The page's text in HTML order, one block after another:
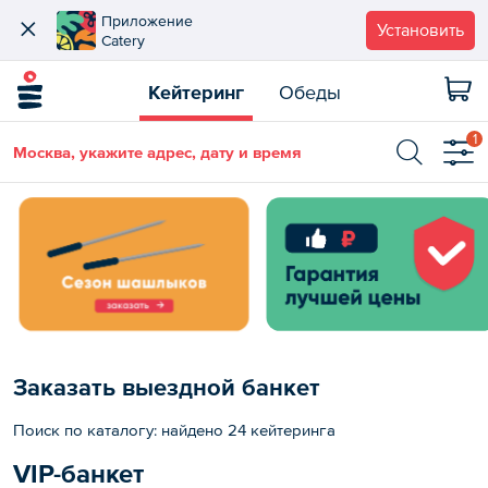
Приложение
Catery
Установить
Кейтеринг Обеды
Москва, укажите адрес, дату и время
1
Заказать выездной банкет
Поиск по каталогу: найдено 24 кейтеринга
VIP-банкет